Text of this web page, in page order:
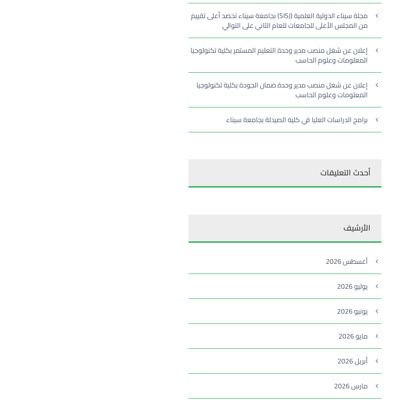
مجلة سيناء الدولية العلمية (SISJ) بجامعة سيناء تحصد أعلى تقييم
من المجلس الأعلى للجامعات للعام الثاني على التوالي
إعلان عن شغل منصب مدير وحدة التعليم المستمر بكلية تكنولوجيا
المعلومات وعلوم الحاسب
إعلان عن شغل منصب مدير وحدة ضمان الجودة بكلية تكنولوجيا
المعلومات وعلوم الحاسب
برامج الدراسات العليا في كلية الصيدلة بجامعة سيناء
أحدث التعليقات
الأرشيف
أغسطس 2026
يوليو 2026
يونيو 2026
مايو 2026
أبريل 2026
مارس 2026